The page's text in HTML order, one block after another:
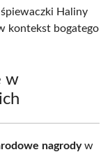
Haliny
kontekst bogatego
w
nagrodyw